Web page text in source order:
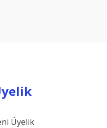
Üyelik